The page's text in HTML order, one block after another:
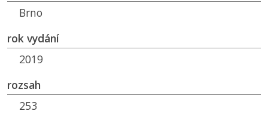
Brno
rok vydání
2019
rozsah
253